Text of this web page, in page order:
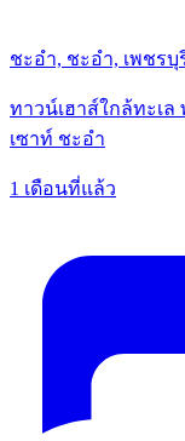
ชะอำ, ชะอำ, เพชรบุ
ทาวน์เฮาส์ใกล้ทะเ
เซาท์ ชะอำ
1 เดือนที่แล้ว